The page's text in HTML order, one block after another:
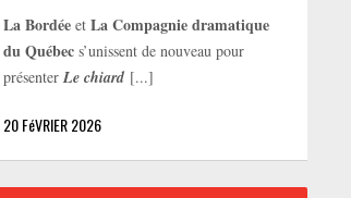
La Bordée etLa Compagnie dramatique
du Québec s’unissent de nouveau pour
présenterLe chiard [...]
20 FéVRIER 2026